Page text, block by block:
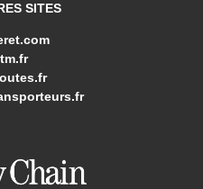
SITES